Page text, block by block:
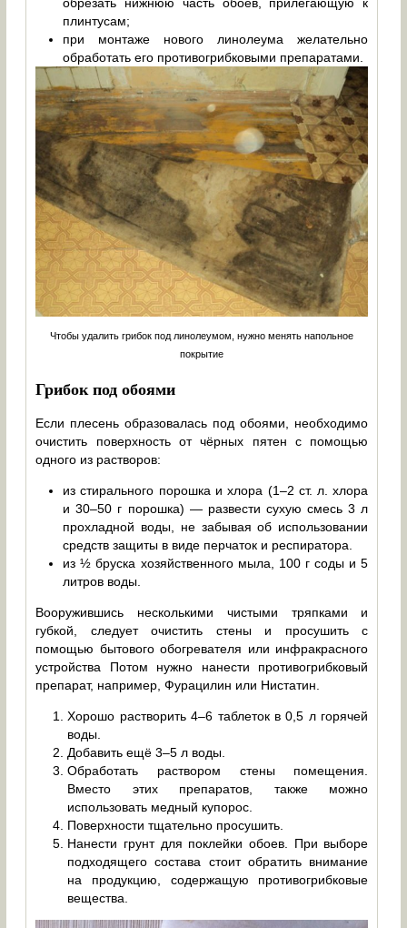
плинтусам;
при монтаже нового линолеума желательно
обработать его противогрибковыми препаратами.
Чтобы удалить грибок под линолеумом, нужно менять напольное
покрытие
Грибок под обоями
Если плесень образовалась под обоями, необходимо
очистить поверхность от чёрных пятен с помощью
одного из растворов:
из стирального порошка и хлора (1–2 ст. л. хлора
и 30–50 г порошка) — развести сухую смесь 3 л
прохладной воды, не забывая об использовании
средств защиты в виде перчаток и респиратора.
из ½ бруска хозяйственного мыла, 100 г соды и 5
литров воды.
Вооружившись несколькими чистыми тряпками и
губкой, следует очистить стены и просушить с
помощью бытового обогревателя или инфракрасного
устройства Потом нужно нанести противогрибковый
препарат, например, Фурацилин или Нистатин.
Хорошо растворить 4–6 таблеток в 0,5 л горячей
воды.
Добавить ещё 3–5 л воды.
Обработать раствором стены помещения.
Вместо этих препаратов, также можно
использовать медный купорос.
Поверхности тщательно просушить.
Нанести грунт для поклейки обоев. При выборе
подходящего состава стоит обратить внимание
на продукцию, содержащую противогрибковые
вещества.